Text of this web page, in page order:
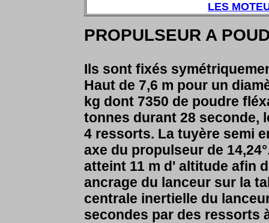
LES
PROPULSEUR A
Ils sont fixés
Haut de 7,6 m pour un
kg dont 7350 de poudre
tonnes durant 28 seconde,
4 ressorts. La tuyère semi
axe du propulseur de
atteint 11 m d' altitude afin
ancrage du lanceur sur la
centrale inertielle du
secondes par des ressorts